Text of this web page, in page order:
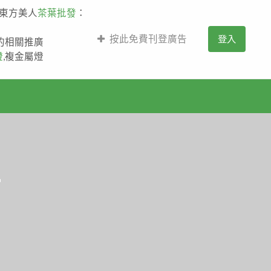
方美人 茶葉批發 ：
相關推廣
,複金屬燈
按此免費刊登廣告 登入